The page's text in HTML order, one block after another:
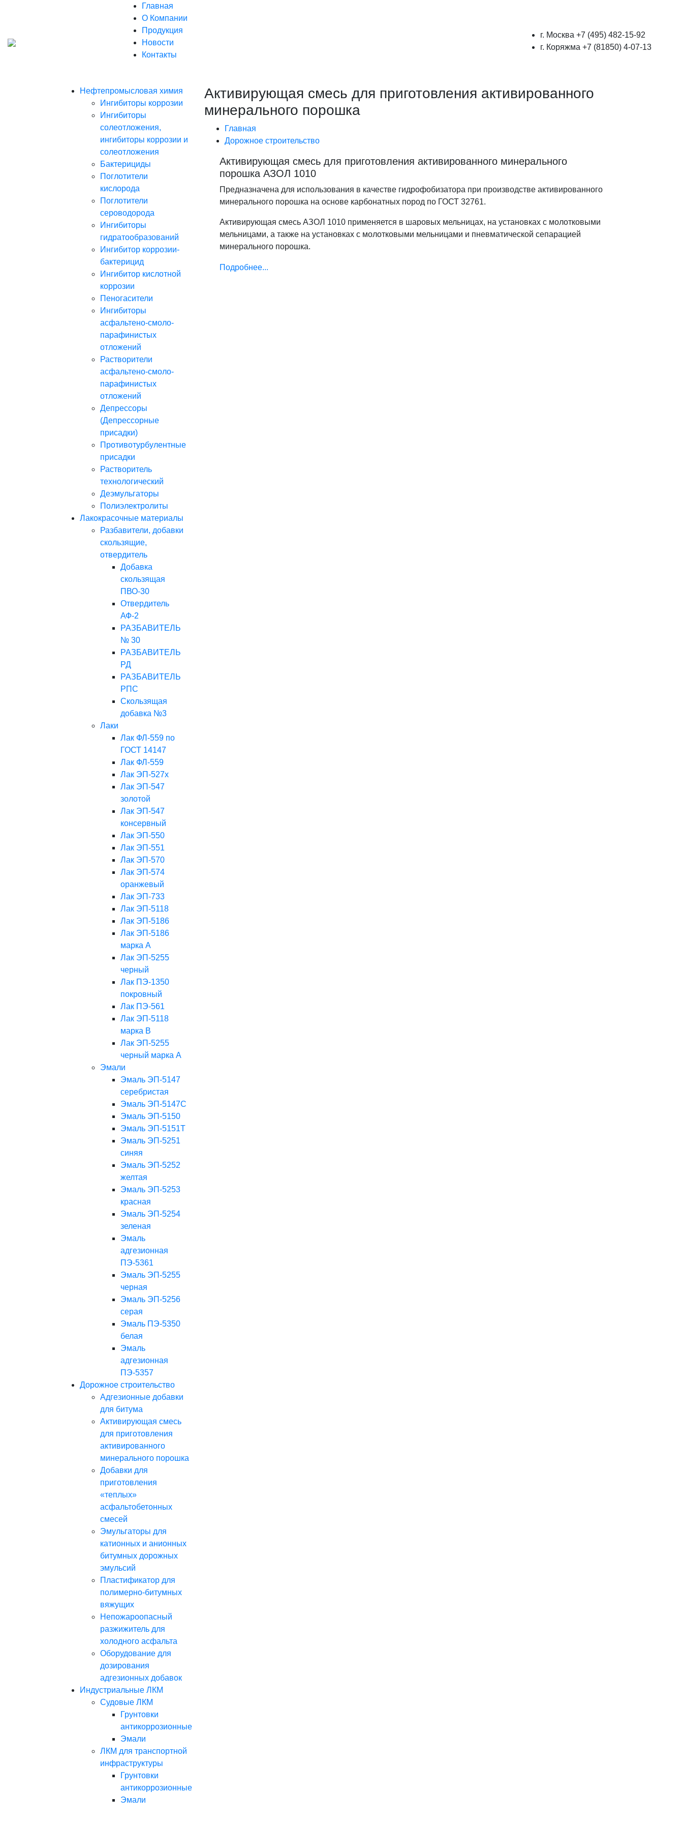
Главная
О Компании
Продукция
Новости
Контакты
г. Москва +7 (495) 482-15-92
г. Коряжма +7 (81850) 4-07-13
Нефтепромысловая химия
Ингибиторы коррозии
Ингибиторы
солеотложения,
ингибиторы коррозии и
солеотложения
Бактерициды
Поглотители
кислорода
Поглотители
сероводорода
Ингибиторы
гидратообразований
Ингибитор коррозии-
бактерицид
Ингибитор кислотной
коррозии
Пеногасители
Ингибиторы
асфальтено-смоло-
парафинистых
отложений
Растворители
асфальтено-смоло-
парафинистых
отложений
Депрессоры
(Депрессорные
присадки)
Противотурбулентные
присадки
Растворитель
технологический
Деэмульгаторы
Полиэлектролиты
Лакокрасочные материалы
Разбавители, добавки
скользящие,
отвердитель
Добавка
скользящая
ПВО-30
Отвердитель
АФ-2
РАЗБАВИТЕЛЬ
№ 30
РАЗБАВИТЕЛЬ
РД
РАЗБАВИТЕЛЬ
РПС
Скользящая
добавка №3
Лаки
Лак ФЛ-559 по
ГОСТ 14147
Лак ФЛ-559
Лак ЭП-527х
Лак ЭП-547
золотой
Лак ЭП-547
консервный
Лак ЭП-550
Лак ЭП-551
Лак ЭП-570
Лак ЭП-574
оранжевый
Лак ЭП-733
Лак ЭП-5118
Лак ЭП-5186
Лак ЭП-5186
марка А
Лак ЭП-5255
черный
Лак ПЭ-1350
покровный
Лак ПЭ-561
Лак ЭП-5118
марка В
Лак ЭП-5255
черный марка А
Эмали
Эмаль ЭП-5147
серебристая
Эмаль ЭП-5147С
Эмаль ЭП-5150
Эмаль ЭП-5151Т
Эмаль ЭП-5251
синяя
Эмаль ЭП-5252
желтая
Эмаль ЭП-5253
красная
Эмаль ЭП-5254
зеленая
Эмаль
адгезионная
ПЭ-5361
Эмаль ЭП-5255
черная
Эмаль ЭП-5256
серая
Эмаль ПЭ-5350
белая
Эмаль
адгезионная
ПЭ-5357
Дорожное строительство
Адгезионные добавки
для битума
Активирующая смесь
для приготовления
активированного
минерального порошка
Добавки для
приготовления
«теплых»
асфальтобетонных
смесей
Эмульгаторы для
катионных и анионных
битумных дорожных
эмульсий
Пластификатор для
полимерно-битумных
вяжущих
Непожароопасный
разжижитель для
холодного асфальта
Оборудование для
дозирования
адгезионных добавок
Индустриальные ЛКМ
Судовые ЛКМ
Грунтовки
антикоррозионные
Эмали
ЛКМ для транспортной
инфраструктуры
Грунтовки
антикоррозионные
Эмали
Активирующая смесь для приготовления активированного
минерального порошка
Главная
Дорожное строительство
Активирующая смесь для приготовления активированного минерального
порошка АЗОЛ 1010
Предназначена для использования в качестве гидрофобизатора при производстве активированного
минерального порошка на основе карбонатных пород по ГОСТ 32761.
Активирующая смесь АЗОЛ 1010 применяется в шаровых мельницах, на установках с молотковыми
мельницами, а также на установках с молотковыми мельницами и пневматической сепарацией
минерального порошка.
Подробнее...